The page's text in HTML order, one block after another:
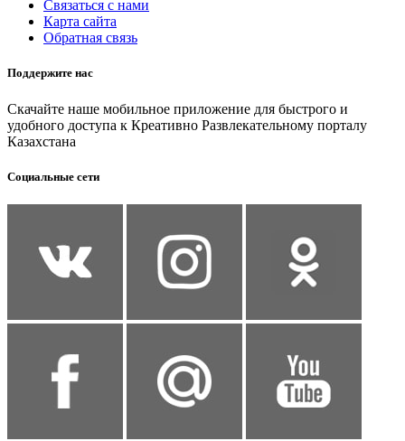
Связаться с нами
Карта сайта
Обратная связь
Поддержите нас
Скачайте наше мобильное приложение для быстрого и
удобного доступа к Креативно Развлекательному порталу
Казахстана
Социальные сети